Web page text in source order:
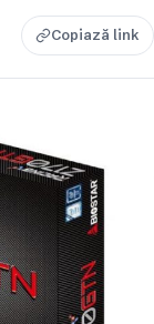
Copiază link